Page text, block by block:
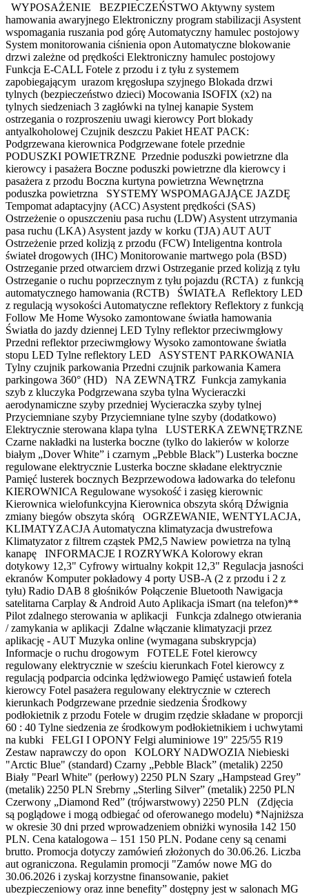
WYPOSAŻENIE BEZPIECZEŃSTWO Aktywny system
hamowania awaryjnego Elektroniczny program stabilizacji Asystent
wspomagania ruszania pod górę Automatyczny hamulec postojowy
System monitorowania ciśnienia opon Automatyczne blokowanie
drzwi zależne od prędkości Elektroniczny hamulec postojowy
Funkcja E-CALL Fotele z przodu i z tyłu z systemem
zapobiegającym urazom kręgosłupa szyjnego Blokada drzwi
tylnych (bezpieczeństwo dzieci) Mocowania ISOFIX (x2) na
tylnych siedzeniach 3 zagłówki na tylnej kanapie System
ostrzegania o rozproszeniu uwagi kierowcy Port blokady
antyalkoholowej Czujnik deszczu Pakiet HEAT PACK:
Podgrzewana kierownica Podgrzewane fotele przednie
PODUSZKI POWIETRZNE Przednie poduszki powietrzne dla
kierowcy i pasażera Boczne poduszki powietrzne dla kierowcy i
pasażera z przodu Boczna kurtyna powietrzna Wewnętrzna
poduszka powietrzna SYSTEMY WSPOMAGAJĄCE JAZDĘ
Tempomat adaptacyjny (ACC) Asystent prędkości (SAS)
Ostrzeżenie o opuszczeniu pasa ruchu (LDW) Asystent utrzymania
pasa ruchu (LKA) Asystent jazdy w korku (TJA) AUT AUT
Ostrzeżenie przed kolizją z przodu (FCW) Inteligentna kontrola
świateł drogowych (IHC) Monitorowanie martwego pola (BSD)
Ostrzeganie przed otwarciem drzwi Ostrzeganie przed kolizją z tyłu
Ostrzeganie o ruchu poprzecznym z tyłu pojazdu (RCTA) z funkcją
automatycznego hamowania (RCTB) ŚWIATŁA Reflektory LED
z regulacją wysokości Automatyczne reflektory Reflektory z funkcją
Follow Me Home Wysoko zamontowane światła hamowania
Światła do jazdy dziennej LED Tylny reflektor przeciwmgłowy
Przedni reflektor przeciwmgłowy Wysoko zamontowane światła
stopu LED Tylne reflektory LED ASYSTENT PARKOWANIA
Tylny czujnik parkowania Przedni czujnik parkowania Kamera
parkingowa 360° (HD) NA ZEWNĄTRZ Funkcja zamykania
szyb z kluczyka Podgrzewana szyba tylna Wycieraczki
aerodynamiczne szyby przedniej Wycieraczka szyby tylnej
Przyciemniane szyby Przyciemniane tylne szyby (dodatkowo)
Elektrycznie sterowana klapa tylna LUSTERKA ZEWNĘTRZNE
Czarne nakładki na lusterka boczne (tylko do lakierów w kolorze
białym „Dover White” i czarnym „Pebble Black”) Lusterka boczne
regulowane elektrycznie Lusterka boczne składane elektrycznie
Pamięć lusterek bocznych Bezprzewodowa ładowarka do telefonu
KIEROWNICA Regulowane wysokość i zasięg kierownic
Kierownica wielofunkcyjna Kierownica obszyta skórą Dźwignia
zmiany biegów obszyta skórą OGRZEWANIE, WENTYLACJA,
KLIMATYZACJA Automatyczna klimatyzacja dwustrefowa
Klimatyzator z filtrem cząstek PM2,5 Nawiew powietrza na tylną
kanapę INFORMACJE I ROZRYWKA Kolorowy ekran
dotykowy 12,3" Cyfrowy wirtualny kokpit 12,3" Regulacja jasności
ekranów Komputer pokładowy 4 porty USB-A (2 z przodu i 2 z
tyłu) Radio DAB 8 głośników Połączenie Bluetooth Nawigacja
satelitarna Carplay & Android Auto Aplikacja iSmart (na telefon)**
Pilot zdalnego sterowania w aplikacji Funkcja zdalnego otwierania
/ zamykania w aplikacji Zdalne włączanie klimatyzacji przez
aplikację - AUT Muzyka online (wymagana subskrypcja)
Informacje o ruchu drogowym FOTELE Fotel kierowcy
regulowany elektrycznie w sześciu kierunkach Fotel kierowcy z
regulacją podparcia odcinka lędżwiowego Pamięć ustawień fotela
kierowcy Fotel pasażera regulowany elektrycznie w czterech
kierunkach Podgrzewane przednie siedzenia Środkowy
podłokietnik z przodu Fotele w drugim rzędzie składane w proporcji
60 : 40 Tylne siedzenia ze środkowym podłokietnikiem i uchwytami
na kubki FELGI I OPONY Felgi aluminiowe 19" 225/55 R19
Zestaw naprawczy do opon KOLORY NADWOZIA Niebieski
"Arctic Blue" (standard) Czarny „Pebble Black” (metalik) 2250
Biały "Pearl White" (perłowy) 2250 PLN Szary „Hampstead Grey”
(metalik) 2250 PLN Srebrny „Sterling Silver” (metalik) 2250 PLN
Czerwony „Diamond Red” (trójwarstwowy) 2250 PLN (Zdjęcia
są poglądowe i mogą odbiegać od oferowanego modelu) *Najniższa
w okresie 30 dni przed wprowadzeniem obniżki wynosiła 142 150
PLN. Cena katalogowa – 151 150 PLN. Podane ceny są cenami
brutto. Promocja dotyczy zamówień złożonych do 30.06.26. Liczba
aut ograniczona. Regulamin promocji "Zamów nowe MG do
30.06.2026 i zyskaj korzystne finansowanie, pakiet
ubezpieczeniowy oraz inne benefity” dostępny jest w salonach MG